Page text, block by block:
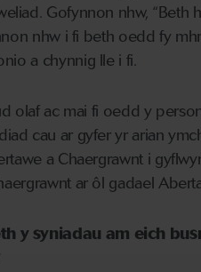
Gofynnon nhw, “Beth
nhw i fi beth oedd fy
a chynnig lle i fi.
olaf ac mai fi oedd y
cau ar gyfer yr arian
a Chaergrawnti
ar ôl gadael
y syniadau am eich